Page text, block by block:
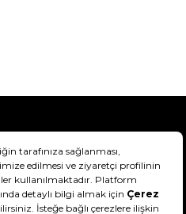
Teslimat Bilgisi
Şartlar & Koşullar
Hakkımızda